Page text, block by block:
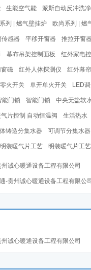
生能空气能 派斯自动反冲洗
列 | 燃气壁挂炉 欧尚系列 | 燃
传感器 平移开窗器 推拉开窗器
幕布吊架控制面板 红外家电
磁 红外人体探测仪 红外幕
火开关 单开单火开关 LED
能门锁 智能门锁 中央无盐软
片控制 自动恒温阀 生活热水
铸造分集水器 可调节分集水器
明装暖气片工艺 明装暖气片工艺
诚心暖通设备工程有限公司
-贵州诚心暖通设备工程有限公司
诚心暖通设备工程有限公司